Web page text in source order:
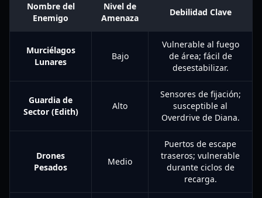
Nombre del
Enemigo
Nivel de
Amenaza
Debilidad Clave
Murciélagos
Lunares
Bajo
Vulnerable al fuego
de área; fácil de
desestabilizar.
Guardia de
Sector (Edith)
Alto
Sensores de fijación;
susceptible al
Overdrive de Diana.
Drones
Pesados
Medio
Puertos de escape
traseros; vulnerable
durante ciclos de
recarga.